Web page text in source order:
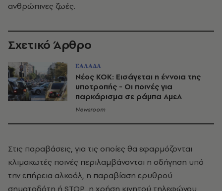
ανθρώπινες ζωές.
Σχετικό Άρθρο
ΕΛΛΑΔΑ
Νέος ΚΟΚ: Εισάγεται η έννοια της
υποτροπής - Οι ποινές για
παρκάρισμα σε ράμπα ΑμεΑ
Newsroom
Στις παραβάσεις, για τις οποίες θα εφαρμόζονται
κλιμακωτές ποινές περιλαμβάνονται η οδήγηση υπό
την επήρεια αλκοόλ, η παραβίαση ερυθρού
σηματοδότη ή STOP, η χρήση κινητού τηλεφώνου